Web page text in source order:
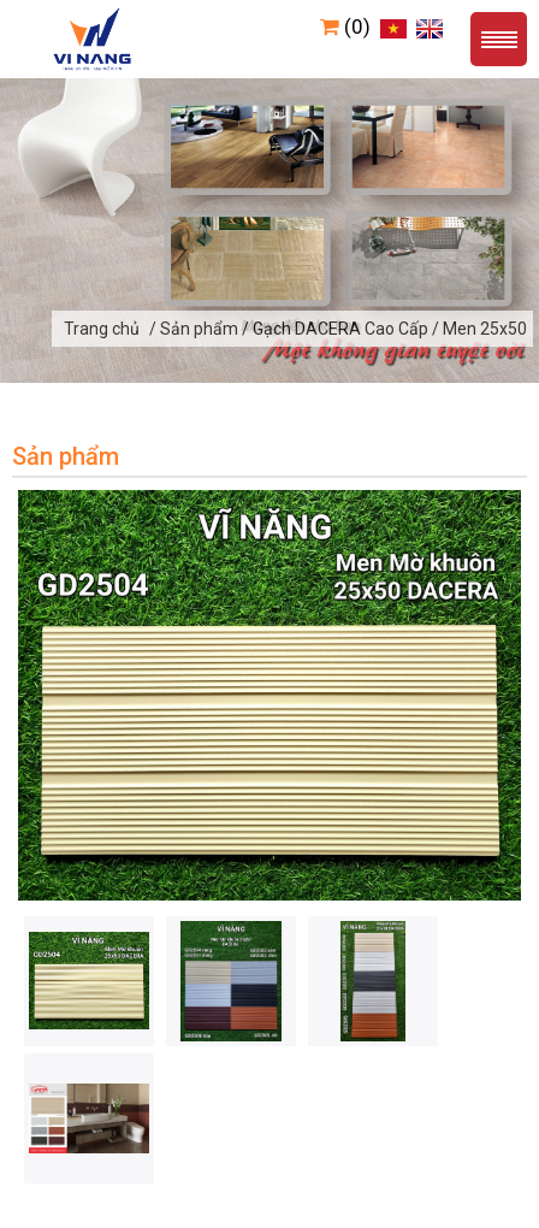
(0)
Trang chủ / Sản phẩm / Gạch DACERA Cao Cấp / Men 25x50
Sản phẩm